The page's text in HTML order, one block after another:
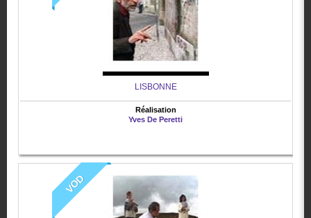
LISBONNE
Réalisation
Yves De Peretti
VOD